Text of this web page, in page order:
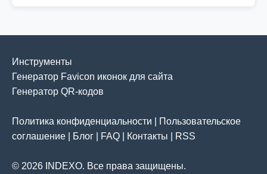
Инструменты
Генератор Favicon иконок для сайта
Генератор QR-кодов
Политика конфиденциальности
Пользовательское
соглашение
Блог FAQ Контакты RSS
© 2026 INDEXO. Все права защищены.